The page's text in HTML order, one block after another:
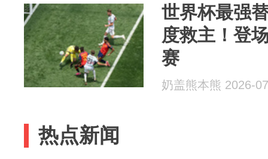
世界杯最强
度救主！登
赛
奶盖熊本熊 2026-
热点新闻